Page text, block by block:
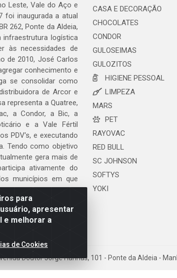
para
apresentar
e melhorar a
de Cookies
Leste, Vale do Aço e
foi inaugurada a atual
262, Ponte da Aldeia,
infraestrutura logística
às necessidades de
de 2010, José Carlos
conhecimento e
se consolidar como
de Arcor e
representa a Quatree,
a Condor, a Bic, a
e a Vale Fértil
PDV’s, e executando
Tendo como objetivo
gera mais de
ativamente do
municípios em que
CASA E DECORAÇÃO
CHOCOLATES
CONDOR
GULOSEIMAS
GULOZITOS
HIGIENE PESSOAL
LIMPEZA
MARS
PET
RAYOVAC
RED BULL
SC JOHNSON
SOFTYS
YOKI
Doutor Jorge Hannas, 101 - Ponte da Aldeia -